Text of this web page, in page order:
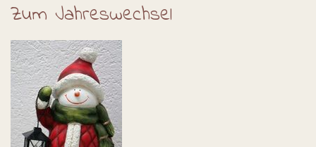
Zum Jahreswechsel